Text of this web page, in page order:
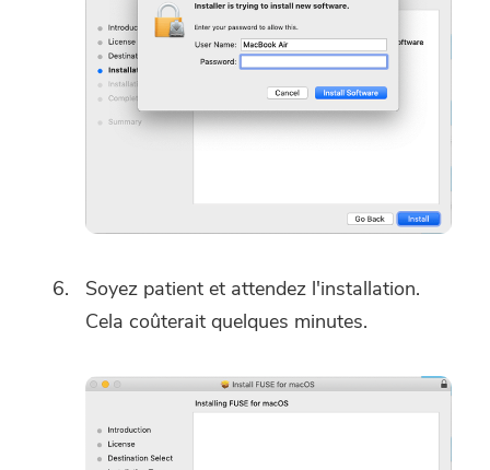
Soyez patient et attendez l'installation.
Cela coûterait quelques minutes.